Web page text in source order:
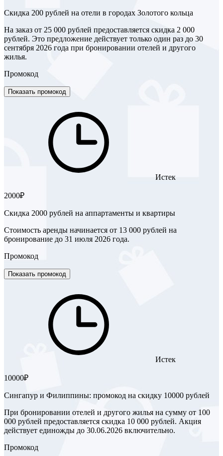
Скидка 200 рублей на отели в городах Золотого кольца
На заказ от 25 000 рублей предоставляется скидка 2 000
рублей. Это предложение действует только один раз до 30
сентября 2026 года при бронировании отелей и другого
жилья.
Промокод
Показать промокод
Истек
2000₽
Скидка 2000 рублей на аппартаменты и квартиры
Стоимость аренды начинается от 13 000 рублей на
бронирование до 31 июля 2026 года.
Промокод
Показать промокод
Истек
10000₽
Сингапур и Филиппины: промокод на скидку 10000 рублей
При бронировании отелей и другого жилья на сумму от 100
000 рублей предоставляется скидка 10 000 рублей. Акция
действует единожды до 30.06.2026 включительно.
Промокод